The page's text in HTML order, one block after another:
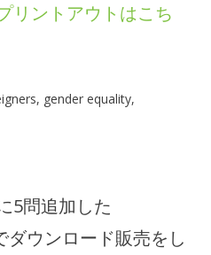
リントアウトはこち
gender equality,
5問追加した
ダウンロード販売をし